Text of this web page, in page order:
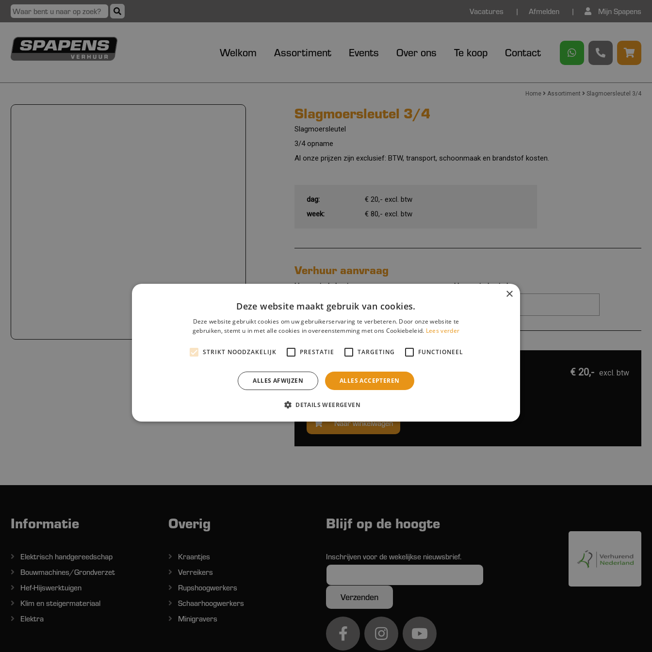
Vacatures Afmelden Mijn Spapens
Welkom Assortiment Events Over ons Te koop Contact
Home Assortiment Slagmoersleutel 3/4
Slagmoersleutel 3/4
Slagmoersleutel
3/4 opname
Al onze prijzen zijn exclusief: BTW, transport, schoonmaak en brandstof kosten.
dag:
€ 20,- excl. btw
week:
€ 80,- excl. btw
Verhuur aanvraag
Huurperiode begin: Huurperiode eind:
Subtotaalprijs: € 20,- excl. btw
- +
Naar winkelwagen
Informatie
Elektrisch handgereedschap
Bouwmachines/Grondverzet
Hef-Hijswerktuigen
Klim en steigermateriaal
Elektra
Overig
Kraantjes
Verreikers
Rupshoogwerkers
Schaarhoogwerkers
Minigravers
Blijf op de hoogte
Inschrijven voor de wekelijkse nieuwsbrief.
×
Deze website maakt gebruik van cookies.
Deze website gebruikt cookies om uw gebruikerservaring te verbeteren. Door onze website te
gebruiken, stemt u in met alle cookies in overeenstemming met ons Cookiebeleid. Lees verder
STRIKT NOODZAKELIJK PRESTATIE TARGETING FUNCTIONEEL
ALLES ACCEPTEREN
ALLES AFWIJZEN
DETAILS WEERGEVEN